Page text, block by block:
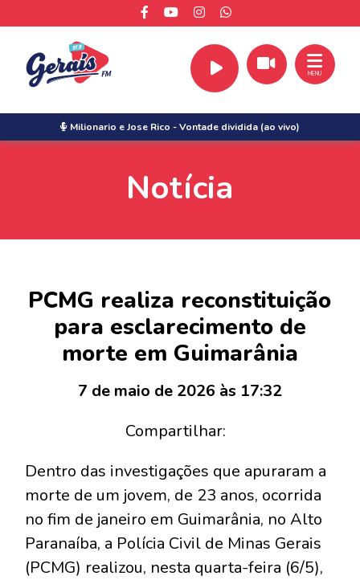
Milionario e Jose Rico -Vontade dividida (ao vivo)
MENU
Notícia
PCMG realiza reconstituição
para esclarecimento de
morte em Guimarânia
7 de maio de 2026 às 17:32
Compartilhar:
Dentro das investigações que apuraram a
morte de um jovem, de 23 anos, ocorrida
no fim de janeiro em Guimarânia, no Alto
Paranaíba, a Polícia Civil de Minas Gerais
(PCMG) realizou, nesta quarta-feira (6/5),